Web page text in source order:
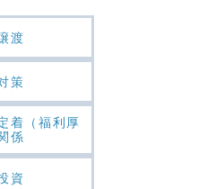
渡
策
着（福利厚
係
資